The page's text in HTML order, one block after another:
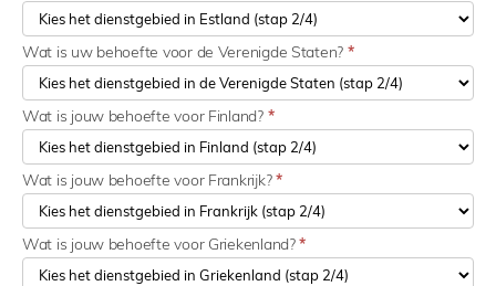
Wat is uw behoefte voor de Verenigde Staten? *
Wat is jouw behoefte voor Finland? *
Wat is jouw behoefte voor Frankrijk?*
Wat is jouw behoefte voor Griekenland?*